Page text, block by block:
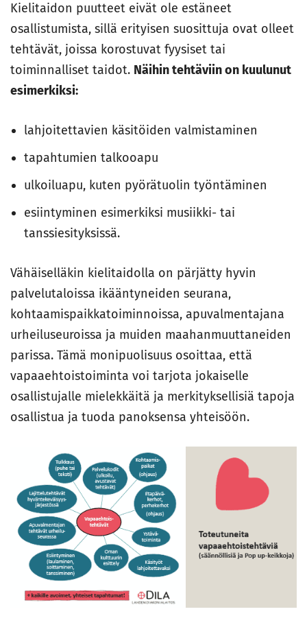
Kielitaidon puutteet eivät ole estäneet
osallistumista, sillä erityisen suosittuja ovat olleet
tehtävät, joissa korostuvat fyysiset tai
toiminnalliset taidot. Näihin tehtäviin on kuulunut
esimerkiksi:
lahjoitettavien käsitöiden valmistaminen
tapahtumien talkooapu
ulkoiluapu, kuten pyörätuolin työntäminen
esiintyminen esimerkiksi musiikki- tai
tanssiesityksissä.
Vähäiselläkin kielitaidolla on pärjätty hyvin
palvelutaloissa ikääntyneiden seurana,
kohtaamispaikkatoiminnoissa, apuvalmentajana
urheiluseuroissa ja muiden maahanmuuttaneiden
parissa. Tämä monipuolisuus osoittaa, että
vapaaehtoistoiminta voi tarjota jokaiselle
osallistujalle mielekkäitä ja merkityksellisiä tapoja
osallistua ja tuoda panoksensa yhteisöön.